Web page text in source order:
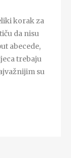
korak za
da nisu
abecede,
trebaju
su